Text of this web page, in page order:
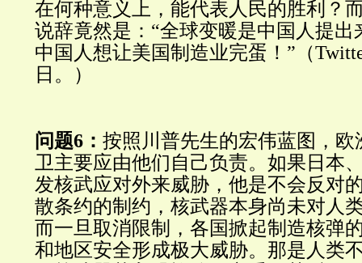
在何种意义上，能代表人民的胜利？
说辞竟然是：“全球变暖是中国人提出
中国人想让美国制造业完蛋！”（
日。）
问题6： 按照川普先生的宏伟蓝图，欧
卫主要应由他们自己负责。如果日本
发核武应对外来威胁，他是不会反对
散条约的制约，核武器本身尚未对人
而一旦取消限制，各国掀起制造核弹
和地区安全形成极大威胁。那是人类